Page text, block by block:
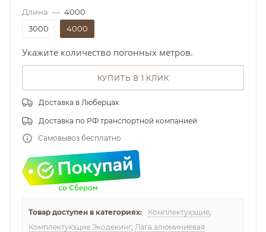
Длина — 4000
3000
4000
Укажите количество погонных метров.
КУПИТЬ В 1 КЛИК
Доставка в Люберцах
Доставка по РФ транспортной компанией
Самовывоз бесплатно
Товар доступен в категориях: Комплектующие,
Комплектующие Экодекинг, Лага алюминиевая